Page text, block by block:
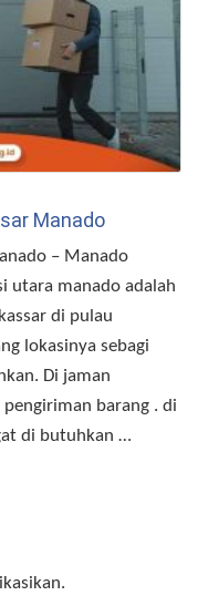
Manado
– Manado
utara manado adalah
di pulau
lokasinya sebagi
Di jaman
pengiriman barang . di
di butuhkan …